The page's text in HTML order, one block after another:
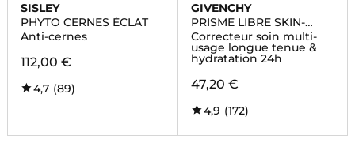
SISLEY
PHYTO CERNES ÉCLAT
Anti-cernes
112,00 €
4,7 (89)
GIVENCHY
PRISME LIBRE SKIN-
CARING CONCEALER
Correcteur soin multi-
usage longue tenue &
hydratation 24h
47,20 €
4,9 (172)